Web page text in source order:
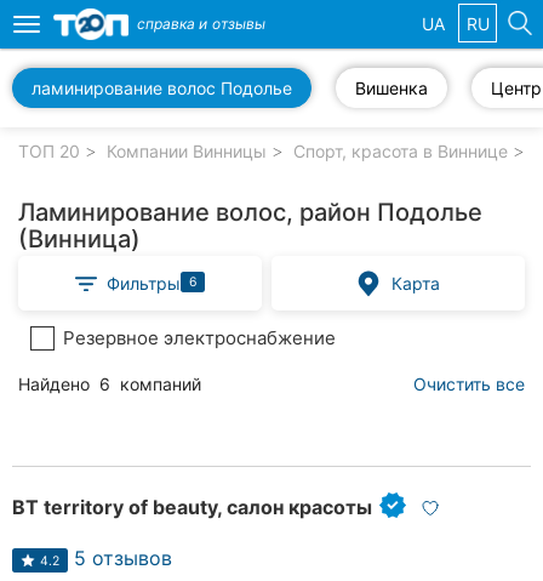
компании
Популярные
рубрики:
Стоматологии
Ветеринарные
Частные
клиники
Автошколы
Toggle
navigation
справка и отзывы UA RU
ламинирование волос Подолье Вишенка Центр
ТОП 20 Компании Винницы Спорт, красота в Виннице
Ламинирование волос, район Подолье
(Винница)
Фильтры 6 Карта
Резервное электроснабжение
Найдено 6 компаний Очистить все
BT territory of beauty, салон красоты
4.2 5 отзывов